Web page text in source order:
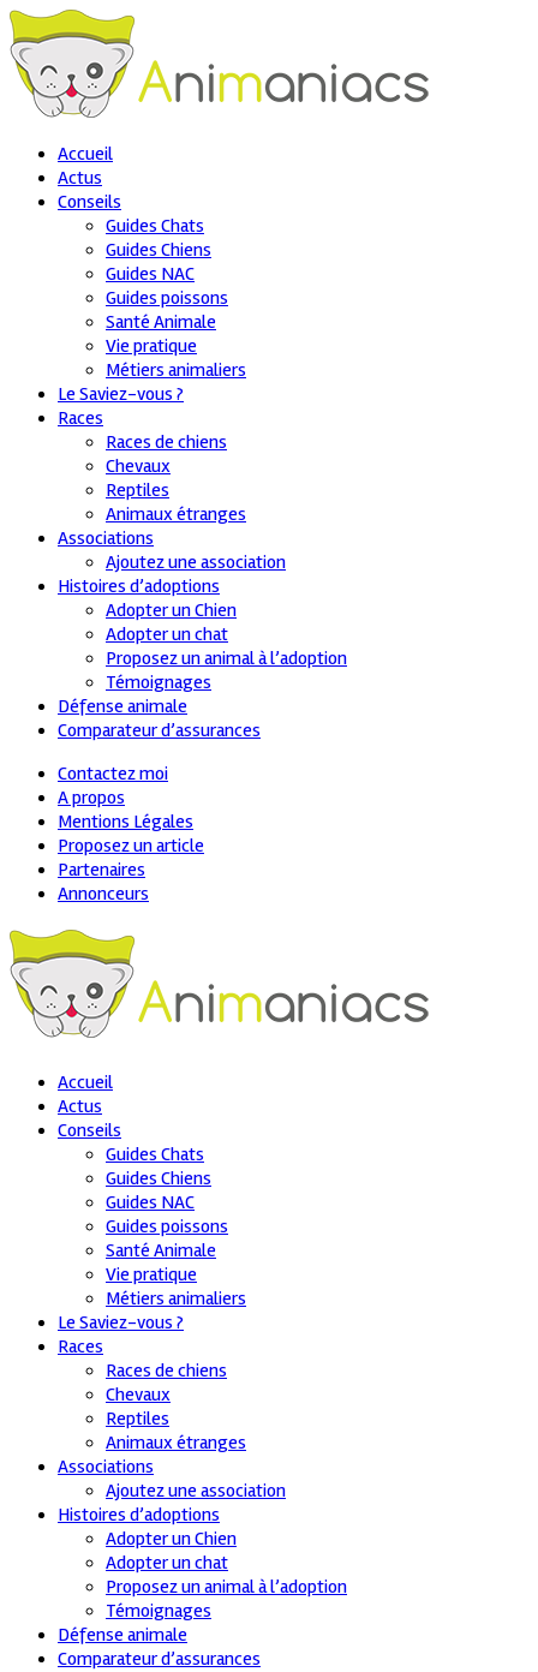
Accueil
Actus
Conseils
Guides Chats
Guides Chiens
Guides NAC
Guides poissons
Santé Animale
Vie pratique
Métiers animaliers
Le Saviez-vous ?
Races
Races de chiens
Chevaux
Reptiles
Animaux étranges
Associations
Ajoutez une association
Histoires d’adoptions
Adopter un Chien
Adopter un chat
Proposez un animal à l’adoption
Témoignages
Défense animale
Comparateur d’assurances
Contactez moi
A propos
Mentions Légales
Proposez un article
Partenaires
Annonceurs
Accueil
Actus
Conseils
Guides Chats
Guides Chiens
Guides NAC
Guides poissons
Santé Animale
Vie pratique
Métiers animaliers
Le Saviez-vous ?
Races
Races de chiens
Chevaux
Reptiles
Animaux étranges
Associations
Ajoutez une association
Histoires d’adoptions
Adopter un Chien
Adopter un chat
Proposez un animal à l’adoption
Témoignages
Défense animale
Comparateur d’assurances